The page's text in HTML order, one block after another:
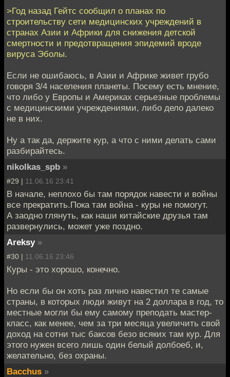
>Год назад Гейтс сообщил о планах по
строительству сети медицинских учреждений в
странах Азии и Африки для снижения детской
смертности и предотвращения эпидемий вроде
вируса Эболы.
Если не ошибаюсь, в Азии и Африке живет грубо
говоря 3/4 населения планеты. Посему есть мнение,
что либо у Европы и Америках серьезные проблемы
с медицинскими учреждениями, либо дело далеко
не в них.
Ну а так да, держите кур, а что с ними делать сами
разбирайтесь.
nikolkas_spb »
#29 | 11.06.16 23:41
В начале, неплохо бы там порядок навести и войны
все прекратить.Пока там война - куры не помогут.
А заодно глянуть, как наши китайские друзья там
развернулись, может уже поздно.
Areksy »
#30 | 11.06.16 23:46
Куры - это хорошо, конечно.
Но если бы он хоть раз лично навестил те самые
страны, в которых люди живут на 2 доллара в год, то
местные могли бы ему самому преподать мастер-
класс, как менее, чем за три месяца увеличить свой
доход на сотни тыс баксов безо всяких там кур. Для
этого нужен всего лишь один белый долбоеб, и,
желательно, без охраны.
Bacchus »